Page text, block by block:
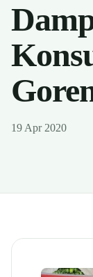
19 Apr 2020